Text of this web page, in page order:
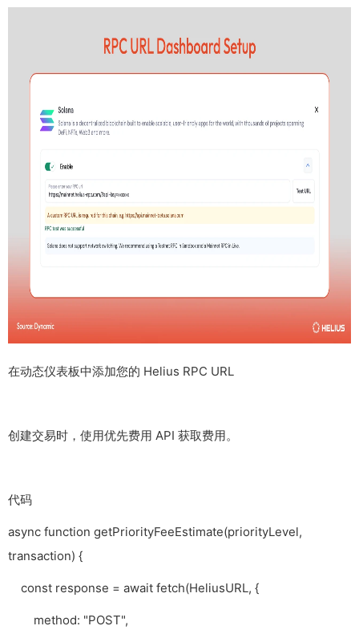
在动态仪表板中添加您的 Helius RPC URL
创建交易时，使用优先费用 API 获取费用。
代码
async function getPriorityFeeEstimate(priorityLevel,
transaction) {
const response = await fetch(HeliusURL, {
method: "POST",